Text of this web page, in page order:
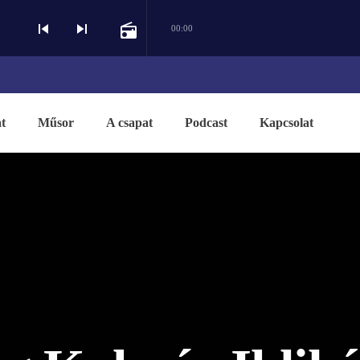
skip_previous skip_next radio 00:00
Műsor A csapat Podcast Kapcsolat